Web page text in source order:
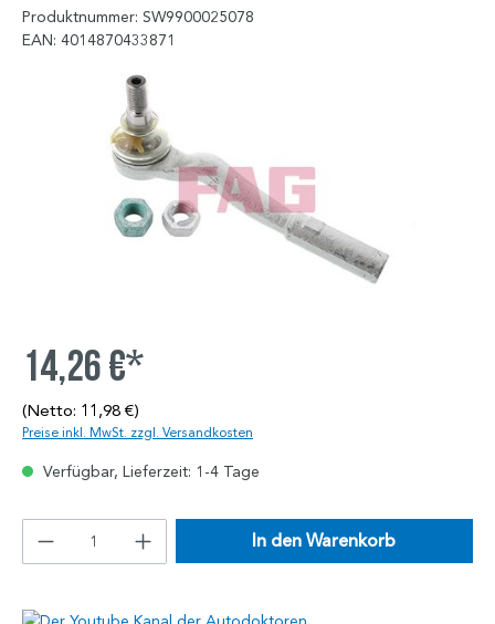
Produktnummer: SW9900025078
EAN: 4014870433871
14,26 €*
(Netto: 11,98 €)
Preise inkl. MwSt. zzgl. Versandkosten
Verfügbar, Lieferzeit: 1-4 Tage
In den Warenkorb